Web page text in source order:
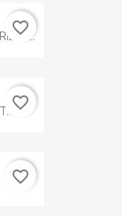
N...
favorite_border
favorite_border
favorite_border